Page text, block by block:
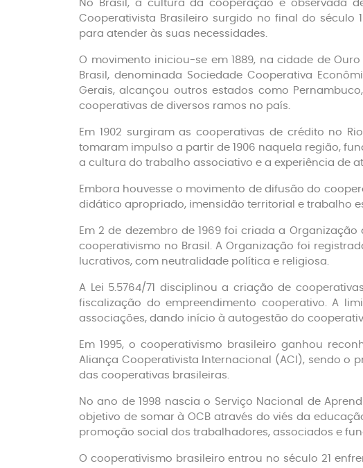
No Brasil, a cultura da cooperação é observada
Cooperativista Brasileiro surgido no final do século
para atender às suas necessidades.
O movimento iniciou-se em 1889, na cidade de
Brasil, denominada Sociedade Cooperativa
Gerais, alcançou outros estados como
cooperativas de diversos ramos no país.
Em 1902 surgiram as cooperativas de crédito no
tomaram impulso a partir de 1906 naquela região,
a cultura do trabalho associativo e a experiência de
Embora houvesse o movimento de difusão do
didático apropriado, imensidão territorial e trabalho
Em 2 de dezembro de 1969 foi criada a
cooperativismo no Brasil. A Organização foi
lucrativos, com neutralidade política e religiosa.
A Lei 5.5764/71 disciplinou a criação de
fiscalização do empreendimento cooperativo. A
associações, dando início à autogestão do
Em 1995, o cooperativismo brasileiro ganhou
Aliança Cooperativista Internacional (ACI), sendo o
das cooperativas brasileiras.
No ano de 1998 nascia o Serviço Nacional de
objetivo de somar à OCB através do viés da
promoção social dos trabalhadores, associados e
O cooperativismo brasileiro entrou no século 21